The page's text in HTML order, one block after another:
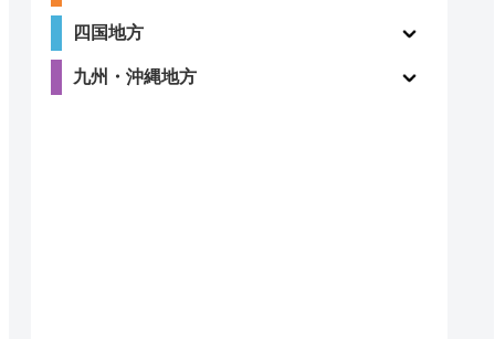
四国地方
九州・沖縄地方